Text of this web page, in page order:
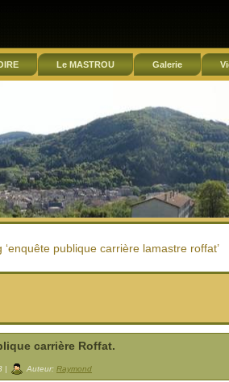
Le MASTROU Galerie
publique carrière lamastre roffat’
carrière Roffat.
| Auteur: Raymond